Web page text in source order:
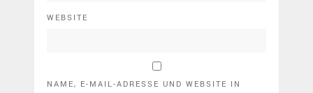
WEBSITE
NAME, E-MAIL-ADRESSE UND WEBSITE IN